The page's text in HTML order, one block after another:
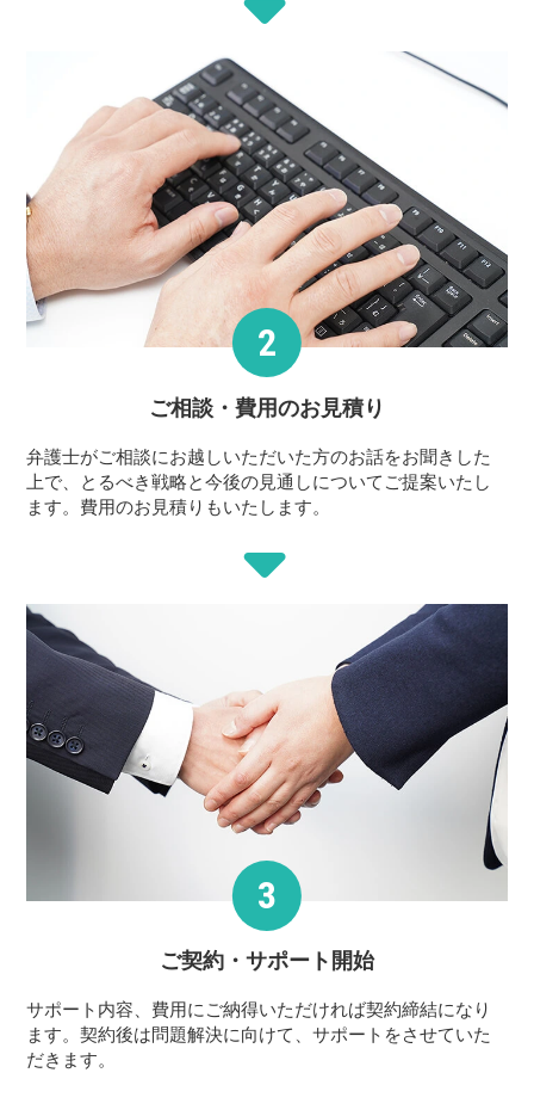
ご相談・費用のお見積り
弁護士がご相談にお越しいただいた方のお話をお聞きした
上で、とるべき戦略と今後の見通しについてご提案いたし
ます。費用のお見積りもいたします。
ご契約・サポート 開始
サポート内容、費用にご納得いただければ契約締結になり
ます。契約後は問題解決に向けて、サポートをさせていた
だきます。